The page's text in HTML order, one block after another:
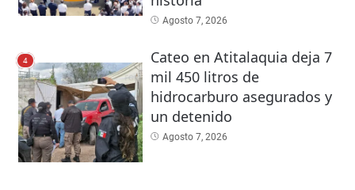
Agosto 7, 2026
4
Cateo en Atitalaquia deja 7
mil 450 litros de
hidrocarburo asegurados y
un detenido
Agosto 7, 2026